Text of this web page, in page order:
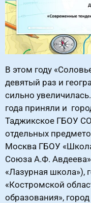
В этом году
девятый раз и
сильно
года приняли и
Таджикское ГБОУ
отдельных
Москва ГБОУ
Союза А.Ф.
«Лазурная
«Костромской
образования»,